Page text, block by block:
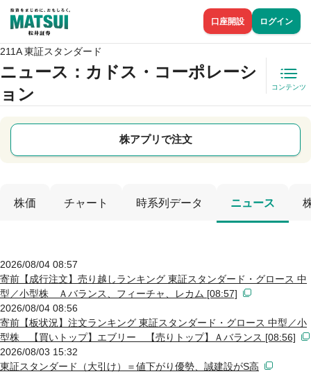
口座開設 ログイン
211A 東証スタンダード
ニュース ：カドス・コーポレーシ
ョン
コンテンツ
株アプリで注文
株価 チャート 時系列データ ニュース
2026/08/04 08:57
寄前【成行注文】売り越しランキング 東証スタンダード・グロース 中
型／小型株 Ａバランス、フィーチャ、レカム [08:57]
2026/08/04 08:56
寄前【板状況】注文ランキング 東証スタンダード・グロース 中型／小
型株 【買いトップ】エブリー 【売りトップ】Ａバランス [08:56]
2026/08/03 15:32
東証スタンダード（大引け）＝値下がり優勢、誠建設がS高